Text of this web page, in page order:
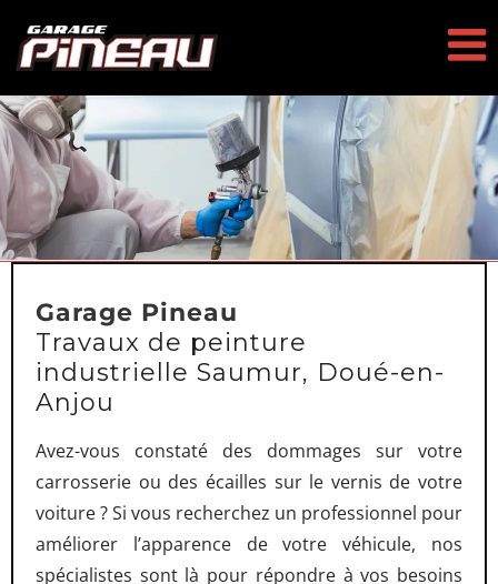
contenu
Garage Pineau
Travaux de peinture
industrielle Saumur, Doué-en-
Anjou
Avez-vous constaté des dommages sur votre
carrosserie ou des écailles sur le vernis de votre
voiture ? Si vous recherchez un professionnel pour
améliorer l’apparence de votre véhicule, nos
spécialistes sont là pour répondre à vos besoins